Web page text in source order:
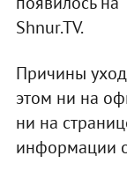
Shnur.TV.
Причины
этом ни на
ни на
информации